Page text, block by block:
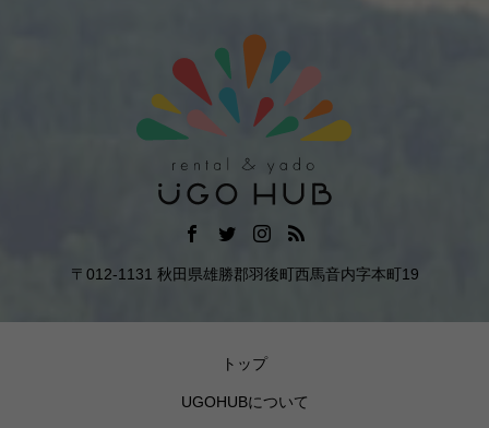
〒012-1131 秋田県雄勝郡羽後町西馬音内字本町19
トップ
UGOHUBについて